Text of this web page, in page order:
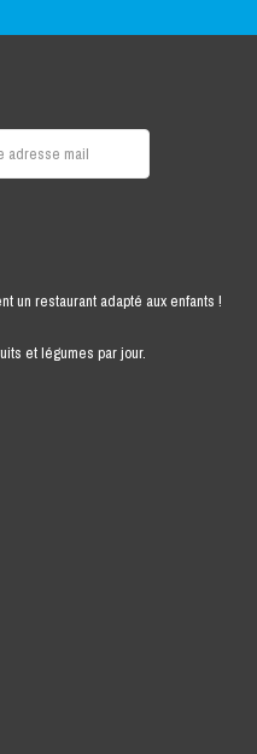
un restaurant adapté aux enfants !
et légumes par jour.